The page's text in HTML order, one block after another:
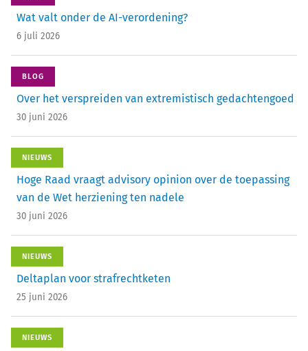
Wat valt onder de AI-verordening?
6 juli 2026
BLOG
Over het verspreiden van extremistisch gedachtengoed
30 juni 2026
NIEUWS
Hoge Raad vraagt advisory opinion over de toepassing
van de Wet herziening ten nadele
30 juni 2026
NIEUWS
Deltaplan voor strafrechtketen
25 juni 2026
NIEUWS